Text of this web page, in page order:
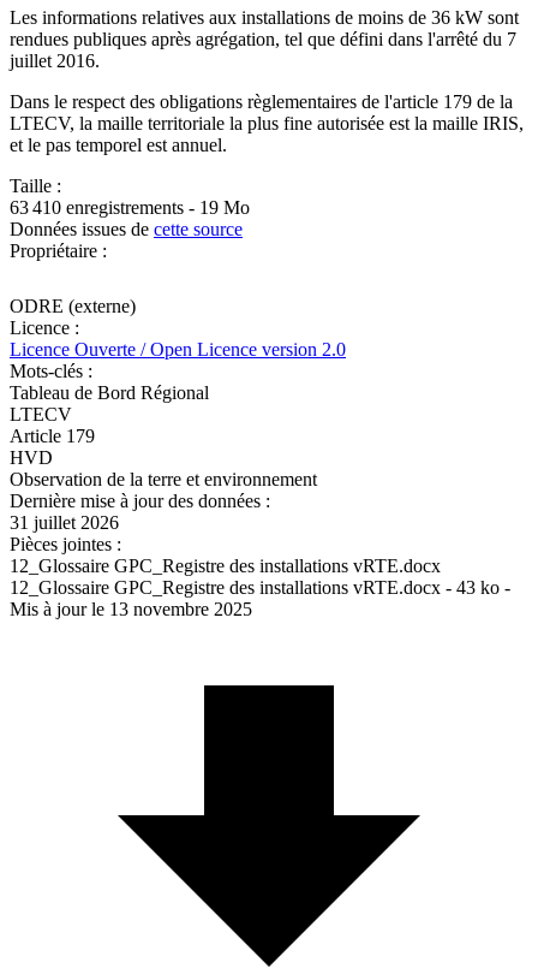
Les informations relatives aux installations de moins de 36 kW sont
rendues publiques après agrégation, tel que défini dans l'arrêté du 7
juillet 2016.
Dans le respect des obligations règlementaires de l'article 179 de la
LTECV, la maille territoriale la plus fine autorisée est la maille IRIS,
et le pas temporel est annuel.
Taille :
63 410 enregistrements - 19 Mo
Données issues de cette source
Propriétaire :
ODRE (externe)
Licence :
Licence Ouverte / Open Licence version 2.0
Mots-clés :
Tableau de Bord Régional
LTECV
Article 179
HVD
Observation de la terre et environnement
Dernière mise à jour des données :
31 juillet 2026
Pièces jointes :
12_Glossaire GPC_Registre des installations vRTE.docx
12_Glossaire GPC_Registre des installations vRTE.docx - 43 ko -
Mis à jour le 13 novembre 2025